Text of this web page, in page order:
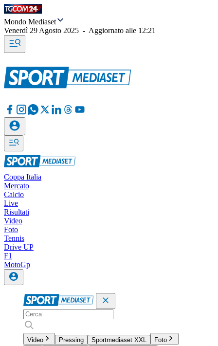
Mondo Mediaset
Venerdì 29 Agosto 2025 - Aggiornato alle 12:21
Coppa Italia
Mercato
Calcio
Live
Risultati
Video
Foto
Tennis
Drive UP
F1
MotoGp
Video Pressing Sportmediaset XXL
Foto